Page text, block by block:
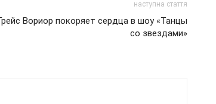
наступна стаття
Вориор покоряет сердца в шоу «Танцы
со звездами»